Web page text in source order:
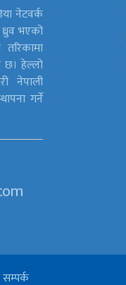
नेटवर्क
भएको
छ। हेल्लो
नेपाली
गर्ने
सम्पर्क